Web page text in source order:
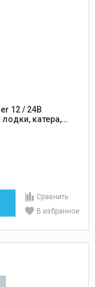
12 / 24В
катера,
Сравнить
В избранное